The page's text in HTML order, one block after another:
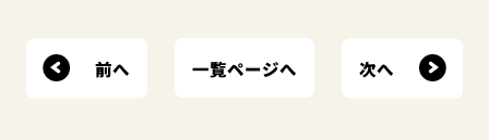
前へ 一覧ページへ 次へ